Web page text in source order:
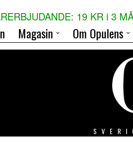
19 KR i 3
Magasin Om Opulens